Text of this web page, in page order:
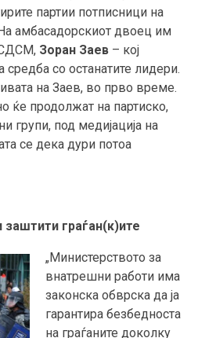
партии потписници на
амбасадорскиот двоец им
СДСМ, Зоран Заев – кој
средба со останатите лидери.
на Заев, во прво време.
ќе продолжат на партиско,
групи, под медијација на
се дека дури потоа
граѓан(к)ите
„Министерството за
внатрешни работи има
законска обврска да ја
гарантира безбедноста
на граѓаните доколку